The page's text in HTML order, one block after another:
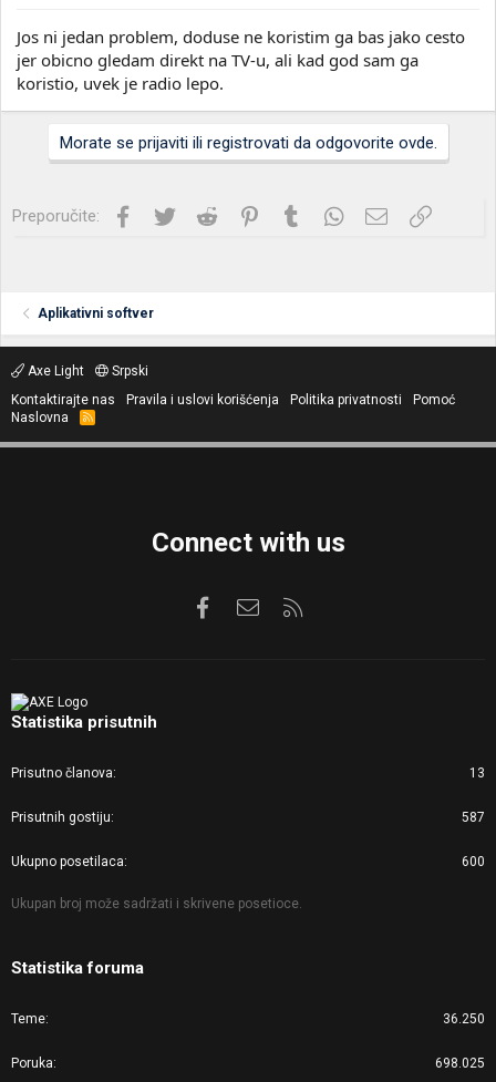
Jos ni jedan problem, doduse ne koristim ga bas jako cesto
jer obicno gledam direkt na TV-u, ali kad god sam ga
koristio, uvek je radio lepo.
Morate se prijaviti ili registrovati da odgovorite ovde.
Preporučite: Facebook
Twitter Reddit PinterestTumblrWhatsApp
Imejl Link
Aplikativni softver
Axe Light
Srpski
Kontaktirajte nas
Pravila i uslovi korišćenja Politika privatnosti
Pomoć
Naslovna
R
S
Connect with us
FacebookKontaktirajte nas
Statistika prisutnih
Prisutno članova 13
Prisutnih gostiju 587
Ukupno posetilaca 600
Ukupan broj može sadržati i skrivene posetioce.
Statistika foruma
Teme 36.250
Poruka 698.025